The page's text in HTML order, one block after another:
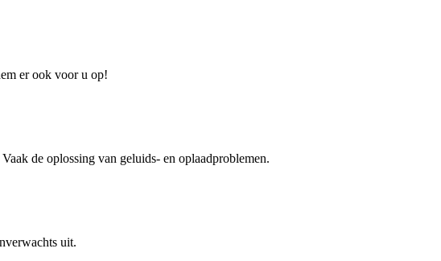
er ook voor u op!
de oplossing van geluids- en oplaadproblemen.
uit.